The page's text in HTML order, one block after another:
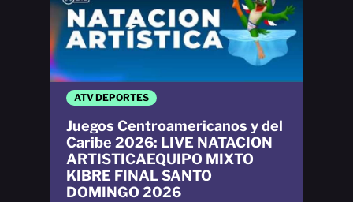
ATV DEPORTES
Juegos Centroamericanos y del
Caribe 2026: LIVE NATACION
ARTISTICAEQUIPO MIXTO
KIBRE FINAL SANTO
DOMINGO 2026